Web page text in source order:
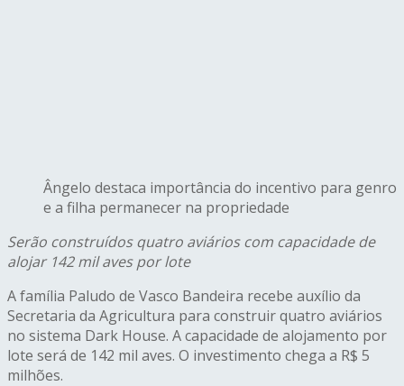
Ângelo destaca importância do incentivo para genro
e a filha permanecer na propriedade
Serão construídos quatro aviários com capacidade de
alojar 142 mil aves por lote
A família Paludo de Vasco Bandeira recebe auxílio da
Secretaria da Agricultura para construir quatro aviários
no sistema Dark House. A capacidade de alojamento por
lote será de 142 mil aves. O investimento chega a R$ 5
milhões.